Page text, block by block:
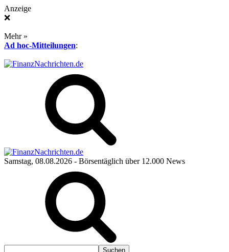
Anzeige
❌
Mehr »
Ad hoc-Mitteilungen:
Samstag, 08.08.2026 - Börsentäglich über 12.000 News